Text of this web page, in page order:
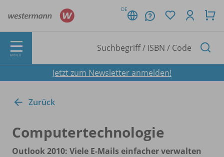
DE
MENÜ
Jetzt zum Newsletter anmelden!
Zurück
Computertechnologie
Outlook 2010: Viele E-Mails einfacher verwalten